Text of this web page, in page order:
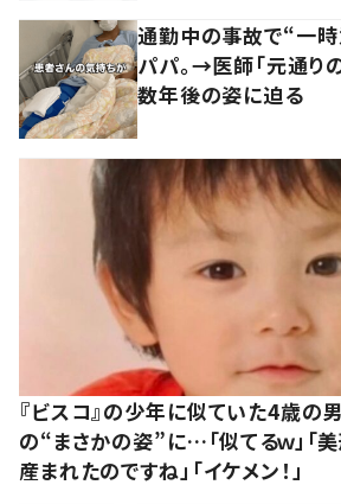
通勤中の事故で“一
パパ。→医師「元通り
数年後の姿に迫る
『ビスコ』の少年に似ていた4歳の
の“まさかの姿”に…「似てるｗ」「
産まれたのですね」「イケメン！」